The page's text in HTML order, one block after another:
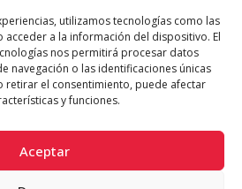
utilizamos tecnologías como las
acceder a la información del dispositivo. El
nos permitirá procesar datos
navegación o las identificaciones únicas
retirar el consentimiento, puede afectar
y funciones.
Aceptar